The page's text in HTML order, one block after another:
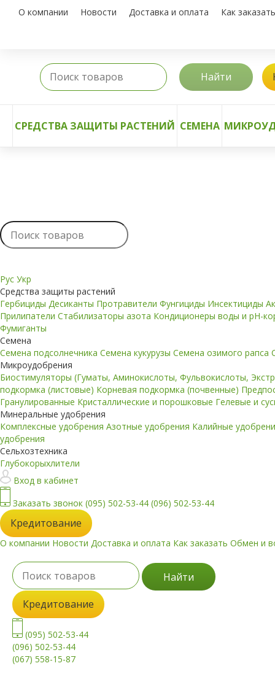
О компании Новости Доставка и оплата Как заказать
Найти
СРЕДСТВА ЗАЩИТЫ РАСТЕНИЙ СЕМЕНА
Рус Укр
Средства защиты растений
Гербициды Десиканты Протравители Фунгициды Инсектициды
Прилипатели Стабилизаторы азота Кондиционеры воды и pH-
Фумиганты
Семена
Семена подсолнечника Семена кукурузы Семена озимого рапса
Микроудобрения
Биостимуляторы (Гуматы, Аминокислоты, Фульвокислоты,
подкормка (листовые) Корневая подкормка (почвенные)
Гранулированные Кристаллические и порошковые Гелевые и
Минеральные удобрения
Комплексные удобрения Азотные удобрения Калийные
удобрения
Сельхозтехника
Глубокорыхлители
Вход в кабинет
Заказать звонок (095) 502-53-44 (096) 502-53-44
Кредитование
О компании Новости Доставка и оплата Как заказать Обмен и
Найти
Кредитование
(095) 502-53-44
(096) 502-53-44
(067) 558-15-87